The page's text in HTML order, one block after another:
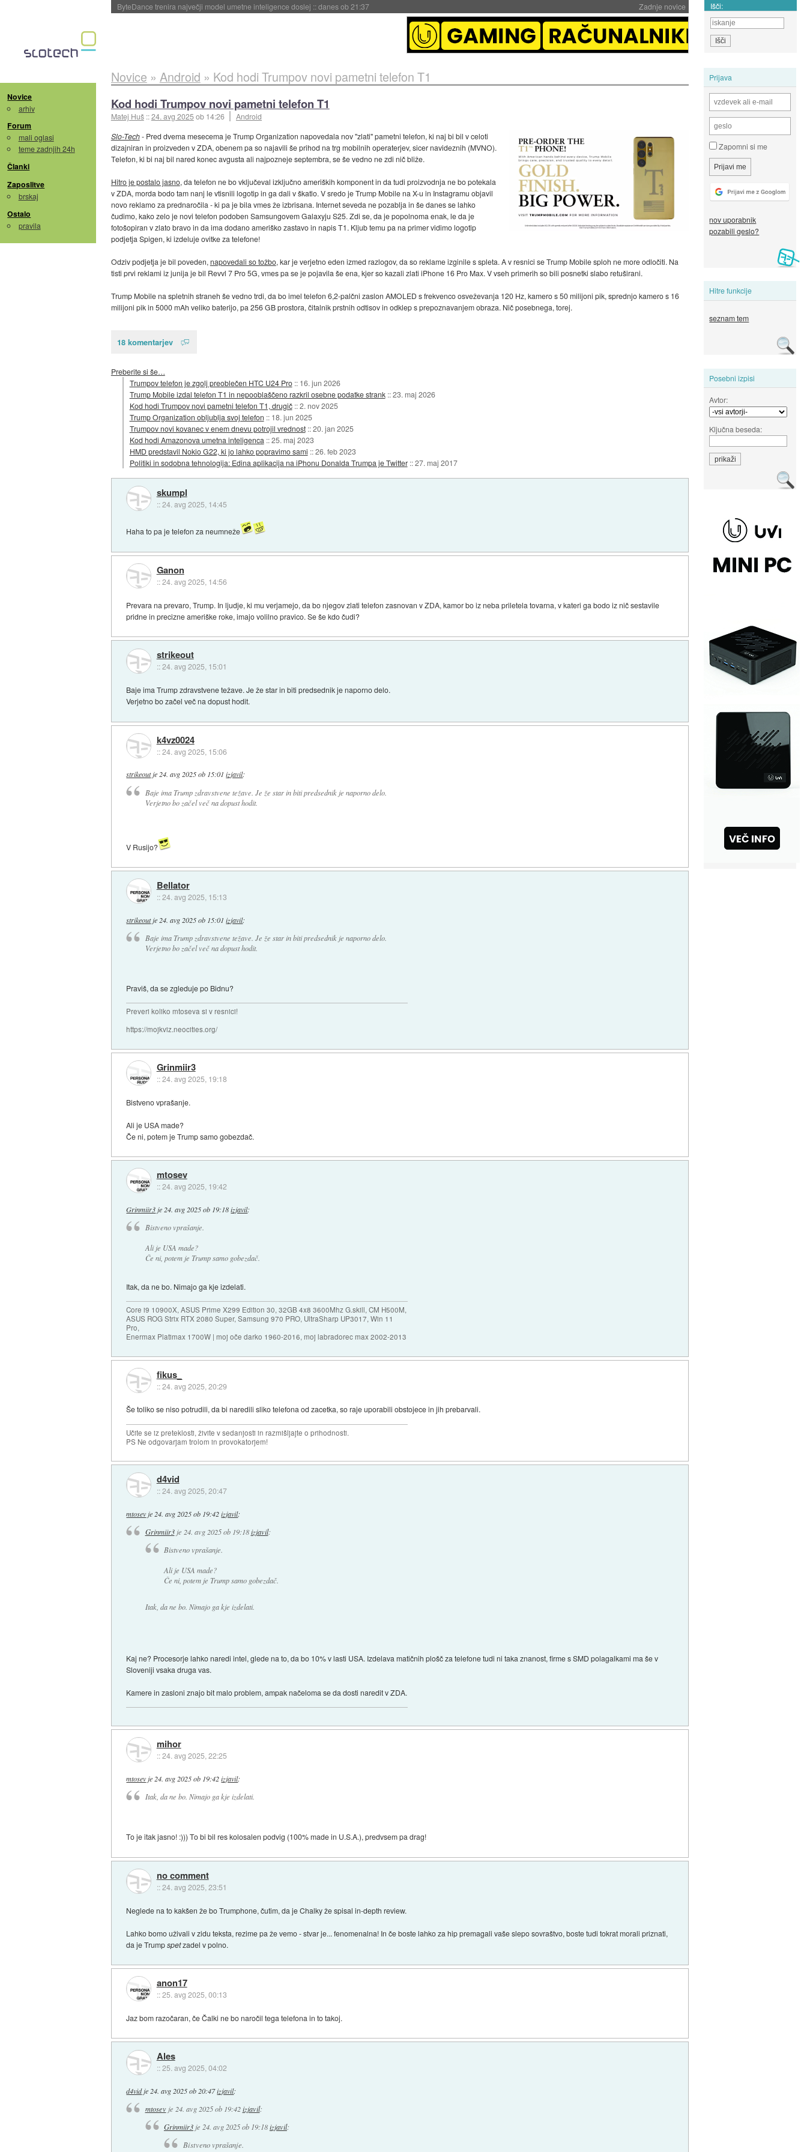
Zadnje novice
Spletne strani začele streči oglase za agente umetne inteligence::danes ob 21:23 Išči:
Novice
arhiv
Forum
mali oglasi
teme zadnjih 24h
Članki
Zaposlitve
brskaj
Ostalo
pravila
Prijava
Zapomni si me
nov uporabnik
pozabili geslo?
Hitre funkcije
seznam tem
Posebni izpisi
Avtor:
Ključna beseda:
Novice » Android » Kod hodi Trumpov novi pametni telefon T1
Kod hodi Trumpov novi pametni telefon T1
Matej Huš ::24. avg 2025ob 14:26
Android
Slo-Tech- Pred dvema mesecema je Trump Organization napovedala nov "zlati" pametni telefon, ki naj bi bil v celoti
dizajniran in proizveden v ZDA, obenem pa so najavili še prihod na trg mobilnih operaterjev, sicer navideznih (MVNO).
Telefon, ki bi naj bil nared konec avgusta ali najpozneje septembra, se še vedno ne zdi nič bliže.
Hitro je postalo jasno, da telefon ne bo vključeval izključno ameriških komponent in da tudi proizvodnja ne bo potekala
v ZDA, morda bodo tam nanj le vtisnili logotip in ga dali v škatlo. V sredo je Trump Mobile na X-u in Instagramu objavil
novo reklamo za prednaročila - ki pa je bila vmes že izbrisana. Internet seveda ne pozablja in še danes se lahko
čudimo, kako zelo je novi telefon podoben Samsungovem Galaxyju S25. Zdi se, da je popolnoma enak, le da je
fotošopiran v zlato bravo in da ima dodano ameriško zastavo in napis T1. Kljub temu pa na primer vidimo logotip
podjetja Spigen, ki izdeluje ovitke za telefone!
Odziv podjetja je bil poveden, napovedali so tožbo, kar je verjetno eden izmed razlogov, da so reklame izginile s spleta. A v resnici se Trump Mobile sploh ne more odločiti. Na
tisti prvi reklami iz junija je bil Revvl 7 Pro 5G, vmes pa se je pojavila še ena, kjer so kazali zlati iPhone 16 Pro Max. V vseh primerih so bili posnetki slabo retuširani.
Trump Mobile na spletnih straneh še vedno trdi, da bo imel telefon 6,2-palčni zaslon AMOLED s frekvenco osveževanja 120 Hz, kamero s 50 milijoni pik, sprednjo kamero s 16
milijoni pik in 5000 mAh veliko baterijo, pa 256 GB prostora, čitalnik prstnih odtisov in odklep s prepoznavanjem obraza. Nič posebnega, torej.
18 komentarjev
Preberite si še…
Trumpov telefon je zgolj preoblečen HTC U24 Pro :: 16. jun 2026
Trump Mobile izdal telefon T1 in nepooblaščeno razkril osebne podatke strank ::23. maj 2026
Kod hodi Trumpov novi pametni telefon T1, drugič ::2. nov 2025
Trump Organization obljublja svoj telefon :: 18. jun 2025
Trumpov novi kovanec v enem dnevu potrojil vrednost ::20. jan 2025
Kod hodi Amazonova umetna inteligenca ::25. maj 2023
HMD predstavil Nokio G22, ki jo lahko popravimo sami ::26. feb 2023
Politiki in sodobna tehnologija: Edina aplikacija na iPhonu Donalda Trumpa je Twitter ::27. maj 2017
skumpl
::24. avg 2025, 14:45
Haha to pa je telefon za neumneže
Ganon
::24. avg 2025, 14:56
Prevara na prevaro, Trump. In ljudje, ki mu verjamejo, da bo njegov zlati telefon zasnovan v ZDA, kamor bo iz neba priletela tovarna, v kateri ga bodo iz nič sestavile
pridne in precizne ameriške roke, imajo volilno pravico. Se še kdo čudi?
strikeout
::24. avg 2025, 15:01
Baje ima Trump zdravstvene težave. Je že star in biti predsednik je naporno delo.
Verjetno bo začel več na dopust hodit.
k4vz0024
::24. avg 2025, 15:06
strikeoutje24. avg 2025 ob 15:01 izjavil:
Baje ima Trump zdravstvene težave. Je že star in biti predsednik je naporno delo.
Verjetno bo začel več na dopust hodit.
V Rusijo?
Bellator
::24. avg 2025, 15:13
strikeoutje 24. avg 2025 ob 15:01 izjavil:
Baje ima Trump zdravstvene težave. Je že star in biti predsednik je naporno delo.
Verjetno bo začel več na dopust hodit.
Praviš, da se zgleduje po Bidnu?
Preveri koliko mtoseva si v resnici!
https://mojkviz.neocities.org/
Grinmiir3
::24. avg 2025, 19:18
Bistveno vprašanje.
Ali je USA made?
Če ni, potem je Trump samo gobezdač.
mtosev
::24. avg 2025, 19:42
Grinmiir3 je 24. avg 2025 ob 19:18 izjavil:
Bistveno vprašanje.
Ali je USA made?
Če ni, potem je Trump samo gobezdač.
Itak, da ne bo. Nimajo ga kje izdelati.
Core i9 10900X, ASUS Prime X299 Edition 30, 32GB 4x8 3600Mhz G.skill, CM H500M,
ASUS ROG Strix RTX 2080 Super, Samsung 970 PRO, UltraSharp UP3017, Win 11
Pro,
Enermax Platimax 1700W | moj oče darko 1960-2016, moj labradorec max 2002-2013
fikus_
::24. avg 2025, 20:29
Še toliko se niso potrudili, da bi naredili sliko telefona od zacetka, so raje uporabili obstojece in jih prebarvali.
Učite se iz preteklosti, živite v sedanjosti in razmišljajte o prihodnosti.
PS Ne odgovarjam trolom in provokatorjem!
d4vid
::24. avg 2025, 20:47
mtosev je 24. avg 2025 ob 19:42 izjavil:
Grinmiir3je 24. avg 2025 ob 19:18 izjavil:
Bistveno vprašanje.
Ali je USA made?
Če ni, potem je Trump samo gobezdač.
Itak, da ne bo. Nimajo ga kje izdelati.
Kaj ne? Procesorje lahko naredi intel, glede na to, da bo 10% v lasti USA. Izdelava matičnih plošč za telefone tudi ni taka znanost, firme s SMD polagalkami ma še v
Sloveniji vsaka druga vas.
Kamere in zasloni znajo bit malo problem, ampak načeloma se da dosti naredit v ZDA.
mihor
::24. avg 2025, 22:25
mtosev je 24. avg 2025 ob 19:42 izjavil:
Itak, da ne bo. Nimajo ga kje izdelati.
To je itak jasno! :))) To bi bil res kolosalen podvig (100% made in U.S.A.), predvsem pa drag!
no comment
::24. avg 2025, 23:51
Neglede na to kakšen že bo Trumphone, čutim, da je Chalky že spisal in-depth review.
Lahko bomo uživali v zidu teksta, rezime pa že vemo - stvar je... fenomenalna! In če boste lahko za hip premagali vaše slepo sovraštvo, boste tudi tokrat morali priznati,
da je Trumpspetzadel v polno.
anon17
::25. avg 2025, 00:13
Jaz bom razočaran, če Čalki ne bo naročil tega telefona in to takoj.
Ales
::25. avg 2025, 04:02
d4vidje 24. avg 2025 ob 20:47izjavil:
mtosevje 24. avg 2025 ob 19:42 izjavil:
Grinmiir3je 24. avg 2025 ob 19:18izjavil:
Bistveno vprašanje.